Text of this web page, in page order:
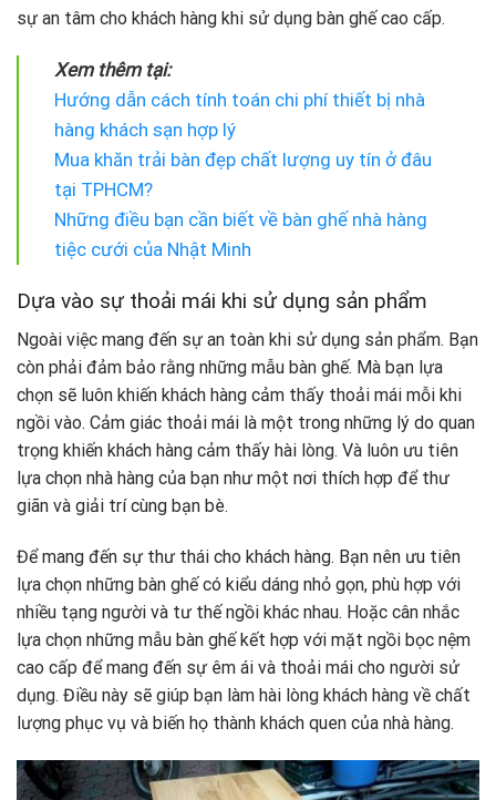
sự an tâm cho khách hàng khi sử dụng bàn ghế cao cấp.
Xem thêm tại:
Hướng dẫn cách tính toán chi phí thiết bị nhà
hàng khách sạn hợp lý
Mua khăn trải bàn đẹp chất lượng uy tín ở đâu
tại TPHCM?
Những điều bạn cần biết về bàn ghế nhà hàng
tiệc cưới của Nhật Minh
Dựa vào sự thoải mái khi sử dụng sản phẩm
Ngoài việc mang đến sự an toàn khi sử dụng sản phẩm. Bạn
còn phải đảm bảo rằng những mẫu bàn ghế. Mà bạn lựa
chọn sẽ luôn khiến khách hàng cảm thấy thoải mái mỗi khi
ngồi vào. Cảm giác thoải mái là một trong những lý do quan
trọng khiến khách hàng cảm thấy hài lòng. Và luôn ưu tiên
lựa chọn nhà hàng của bạn như một nơi thích hợp để thư
giãn và giải trí cùng bạn bè.
Để mang đến sự thư thái cho khách hàng. Bạn nên ưu tiên
lựa chọn những bàn ghế có kiểu dáng nhỏ gọn, phù hợp với
nhiều tạng người và tư thế ngồi khác nhau. Hoặc cân nhắc
lựa chọn những mẫu bàn ghế kết hợp với mặt ngồi bọc nệm
cao cấp để mang đến sự êm ái và thoải mái cho người sử
dụng. Điều này sẽ giúp bạn làm hài lòng khách hàng về chất
lượng phục vụ và biến họ thành khách quen của nhà hàng.